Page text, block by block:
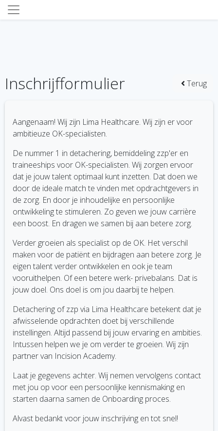
Inschrijfformulier Terug
Aangenaam! Wij zijn Lima Healthcare. Wij zijn er voor
ambitieuze OK-specialisten.
De nummer 1 in detachering, bemiddeling zzp'er en
traineeships voor OK-specialisten. Wij zorgen ervoor
dat je jouw talent optimaal kunt inzetten. Dat doen we
door de ideale match te vinden met opdrachtgevers in
de zorg. En door je inhoudelijke en persoonlijke
ontwikkeling te stimuleren. Zo geven we jouw carrière
een boost. En dragen we samen bij aan betere zorg.
Verder groeien als specialist op de OK. Het verschil
maken voor de patiënt en bijdragen aan betere zorg. Je
eigen talent verder ontwikkelen en ook je team
vooruithelpen. Of een betere werk- privebalans. Dat is
jouw doel. Ons doel is om jou daarbij te helpen.
Detachering of zzp via Lima Healthcare betekent dat je
afwisselende opdrachten doet bij verschillende
instellingen. Altijd passend bij jouw ervaring en ambities.
Intussen helpen we je om verder te groeien. Wij zijn
partner van Incision Academy.
Laat je gegevens achter. Wij nemen vervolgens contact
met jou op voor een persoonlijke kennismaking en
starten daarna samen de Onboarding proces.
Alvast bedankt voor jouw inschrijving en tot snel!